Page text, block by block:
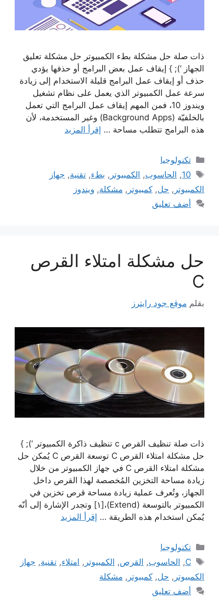
ذات صلة حل مشكلة بطء الكمبيوتر حل مشكلة تعليق
الجهاز ‘); } إيقاف عمل بعض البرامج أو حذفها يؤدي
حذف أو إيقاف عمل البرامج قليلة الاستخدام إلى زيادة
سرعة عمل الكمبيوتر الذي يعمل على نظام تشغيل
ويندوز 10، فمن المهم إيقاف عمل البرامج التي تعمل
بالخلفيّة (Background Apps) وغير المستخدمة، لأن
هذه البرامج تتطلب مساحة … إقرأ المزيد
التصنيفات
تكنولوجيا
الوسوم
10
, الحاسوب, الكمبيوتر , بطء,تقنية, جهاز
الكمبيوتر , حل, كمبيوتر , مشكلة, ويندوز
أضف تعليق
حل مشكلة امتلاء القرص
C
بقلم موقع جود رايترز
ذات صلة تنظيف القرص c تنظيف ذاكرة الكمبيوتر ‘); }
حل مشكلة امتلاء القرص C توسعة القرص C يُمكن حل
مشكلة امتلاء القرص C في جهاز الكمبيوتر من خلال
زيادة مساحة التخزين المُخصصة لهذا القرص داخل
الجهاز، وتُعرف عملية زيادة مساحة قرص تخزين في
الكمبيوتر بالتوسعة (Extend)،[١] وتجدر الإشارة إلى أنّه
يُمكن استخدام هذه الطريقة … إقرأ المزيد
التصنيفات
تكنولوجيا
الوسوم
C
, الحاسوب, القرص, الكمبيوتر , امتلاء,تقنية, جهاز
الكمبيوتر , حل, كمبيوتر , مشكلة
أضف تعليق